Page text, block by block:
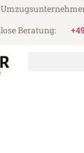
Beratung: